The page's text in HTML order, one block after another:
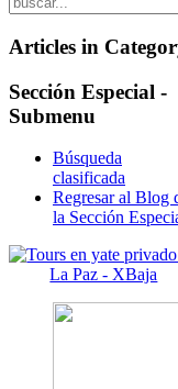
Articles in
Sección Especial -
Submenu
Búsqueda
clasificada
Regresar al Blog
la Sección